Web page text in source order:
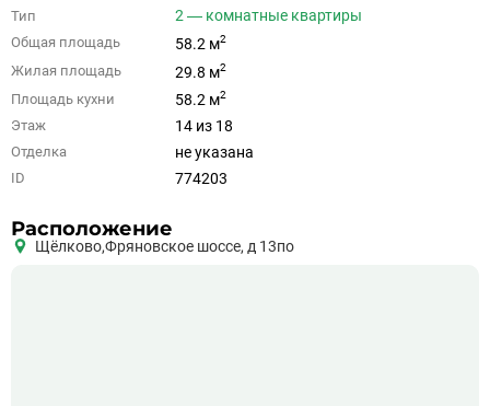
Тип 2 — комнатные квартиры
Общая площадь 58.2 м2
Жилая площадь 29.8 м2
Площадь кухни 58.2 м2
Этаж 14 из 18
Отделка не указана
ID 774203
Расположение
Щёлково,Фряновское шоссе, д 13по